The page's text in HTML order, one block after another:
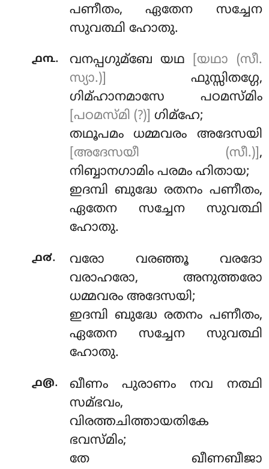
പണീതം, ഏതേന സച്ചേന
സുവത്ഥി ഹോതു.
൧൩. വനപ്പഗുമ്ബേ യഥ
[യഥാ (സീ.
സ്യാ.)]
ഫുസ്സിതഗ്ഗേ,
ഗിമ്ഹാനമാസേ പഠമസ്മിം
[പഠമസ്മി (?)] ഗിമ്ഹേ;
തഥൂപമം ധമ്മവരം അദേസയി
[അദേസയീ (സീ.)] ,
നിബ്ബാനഗാമിം പരമം ഹിതായ;
ഇദമ്പി ബുദ്ധേ രതനം പണീതം,
ഏതേന സച്ചേന സുവത്ഥി
ഹോതു.
൧൪.
വരോ വരഞ്ഞൂ വരദോ
വരാഹരോ, അനുത്തരോ
ധമ്മവരം അദേസയി;
ഇദമ്പി ബുദ്ധേ രതനം പണീതം,
ഏതേന സച്ചേന സുവത്ഥി
ഹോതു.
൧൫.
ഖീണം പുരാണം നവ നത്ഥി
സമ്ഭവം,
വിരത്തചിത്തായതികേ
ഭവസ്മിം;
തേ ഖീണബീജാ